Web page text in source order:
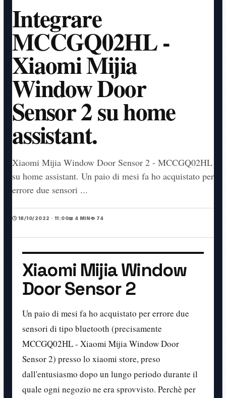
Integrare
MCCGQ02HL -
Xiaomi Mijia
Window Door
Sensor 2 su home
assistant.
Xiaomi Mijia Window Door Sensor 2 - MCCGQ02HL
su home assistant. Un paio di mesi fa ho acquistato per
errore due sensori ...
🕒 18/10/2022 · 11:00📖 4 MIN👁️ 74
Xiaomi Mijia Window
Door Sensor 2
Un paio di mesi fa ho acquistato per errore due
sensori di tipo bluetooth (precisamente
MCCGQ02HL - Xiaomi Mijia Window Door
Sensor 2) presso lo xiaomi store, preso
dall'entusiasmo dopo un lungo periodo durante il
quale ogni negozio ne era sprovvisto. Perchè per